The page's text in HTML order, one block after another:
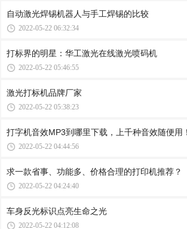
自动激光焊锡机器人与手工焊锡的比较
2022-05-22 06:32:34
打标界的明星：华工激光在线激光喷码机
2022-05-22 05:46:55
激光打标机品牌厂家
2022-05-22 05:38:23
打字机音效MP3到哪里下载，上千种音效随便用！
2022-05-22 04:44:56
求一款省事、功能多、价格合理的打印机推荐？
2022-05-22 04:24:40
车身反光标识点亮生命之光
2022-05-22 04:12:08